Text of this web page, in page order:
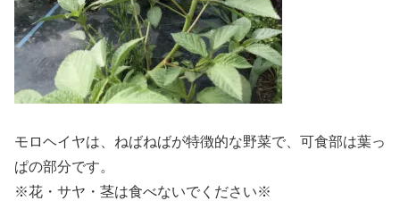
モロヘイヤは、ねばねばが特徴的な野菜で、可食部は葉っ
ぱの部分です。
※花・サヤ・茎は食べないでください※